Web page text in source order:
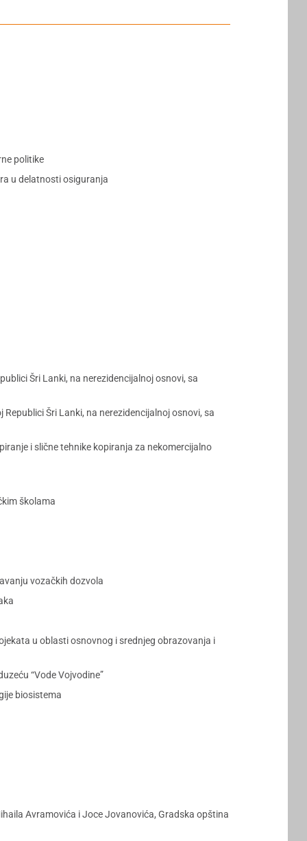
politike
u delatnosti osiguranja
Šri Lanki, na nerezidencijalnoj osnovi, sa
Šri Lanki, na nerezidencijalnoj osnovi, sa
i slične tehnike kopiranja za nekomercijalno
školama
vozačkih dozvola
u oblasti osnovnog i srednjeg obrazovanja i
“Vode Vojvodine”
biosistema
Avramovića i Joce Jovanovića, Gradska opština